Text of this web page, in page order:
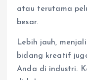
atau terutama
besar.
Lebih jauh,
bidang kreatif
Anda di industri.